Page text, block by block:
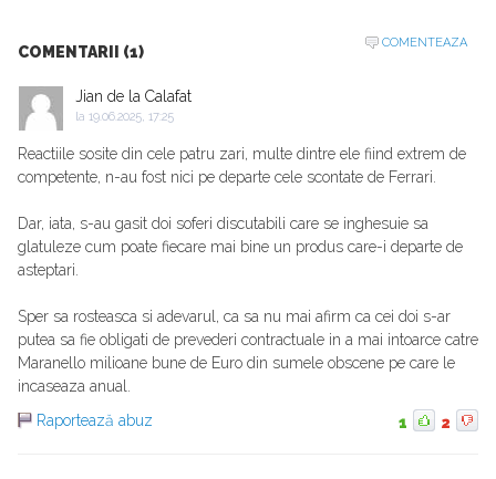
COMENTARII (1)
COMENTEAZA
Jian de la Calafat
la 19.06.2025, 17:25
Reactiile sosite din cele patru zari, multe dintre ele fiind extrem de
competente, n-au fost nici pe departe cele scontate de Ferrari.
Dar, iata, s-au gasit doi soferi discutabili care se inghesuie sa
glatuleze cum poate fiecare mai bine un produs care-i departe de
asteptari.
Sper sa rosteasca si adevarul, ca sa nu mai afirm ca cei doi s-ar
putea sa fie obligati de prevederi contractuale in a mai intoarce catre
Maranello milioane bune de Euro din sumele obscene pe care le
incaseaza anual.
Raportează abuz
1 2